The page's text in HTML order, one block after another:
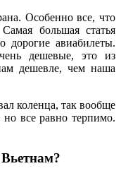
Особенно все, что
большая статья
дорогие авиабилеты.
дешевые, это из
дешевле, чем наша
коленца, так вообще
все равно терпимо.